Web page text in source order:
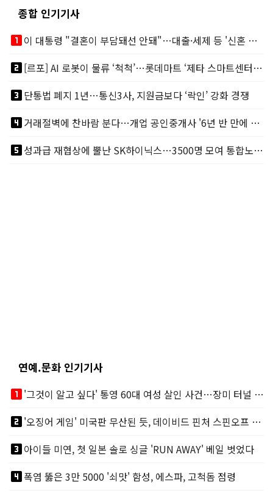
종합 인기기사
looks_one
이 대통령 "결혼이 부담돼선 안돼"…대출·세제 등 '신혼 걸림돌' 제거
looks_two
[르포] AI 로봇이 물류 ‘척척’…롯데마트 ‘제타 스마트센터’ 가보니
looks_3단통법 폐지 1년…통신3사, 지원금보다 ‘락인’ 강화 경쟁
looks_4
거래절벽에 찬바람 분다…개업 공인중개사 '6년 반 만에 최저'
looks_5
성과급 재협상에 뿔난 SK하이닉스…3500명 모여 통합노조 띄운다
연예.문화 인기기사
looks_one
'그것이 알고 싶다' 통영 60대 여성 살인 사건…장미 터널 아래 킬러, 누구냐 넌?
looks_two
'오징어 게임' 미국판 무산된 듯, 데이비드 핀처 스핀오프 철회
looks_3아이들 미연, 첫 일본 솔로 싱글 'RUN AWAY' 베일 벗었다
looks_4폭염 뚫은 3만 5000 '쇠맛' 함성, 에스파, 고척돔 점령